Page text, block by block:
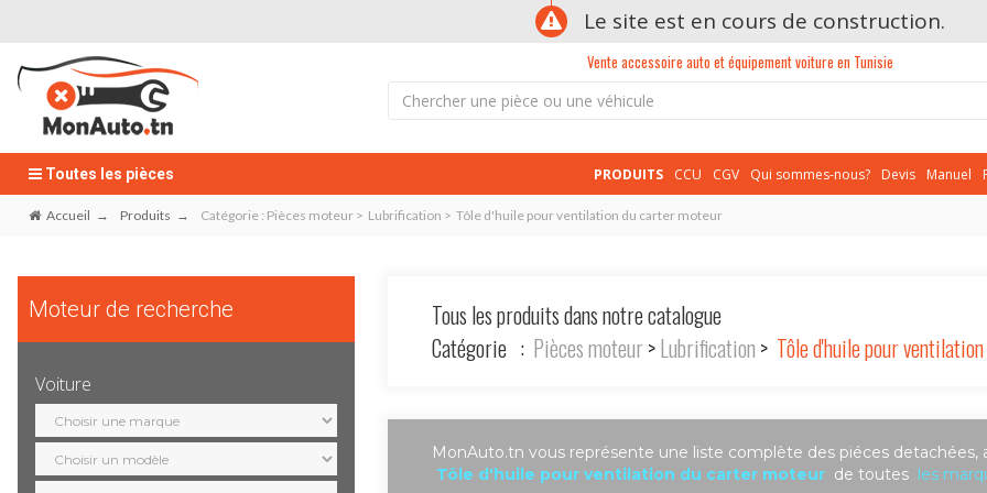
Le site est en cours de construction.
Vente accessoire auto et équipement voiture en Tunisie
Toutes les pièces PRODUITS CCU CGV Qui sommes-nous? Devis Manuel
Accueil Produits Catégorie : Pièces moteur > Lubrification > Tôle d'huile pour ventilation du carter moteur
Moteur de recherche
Voiture
Sélection
marque
Sélection
modèle
Sélection
Tous les produits dans notre catalogue
Catégorie : Pièces moteur >Lubrification >Tôle d'huile pour
MonAuto.tn vous représente une liste complète des piéces
Tôle d'huile pour ventilation du carter moteurde toutes les